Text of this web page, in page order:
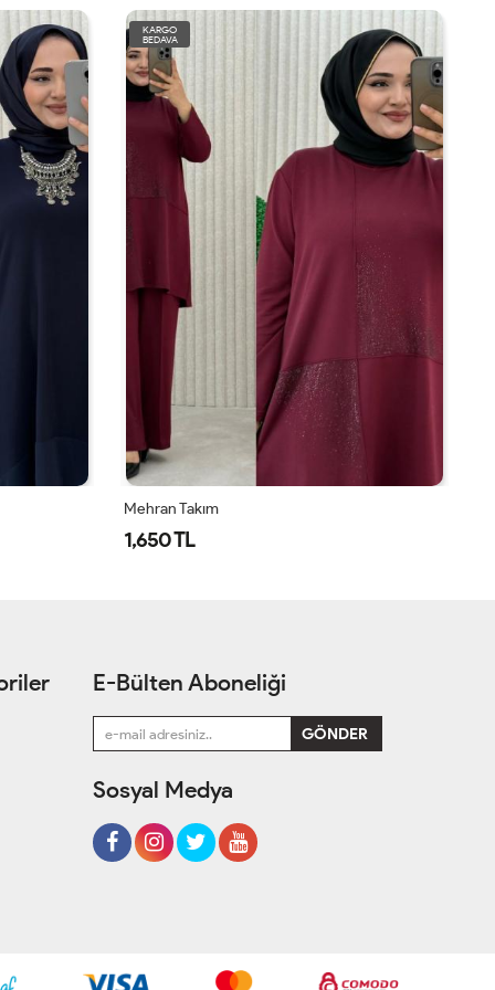
KARGO
BEDAVA
Mehran Takım
1,650 TL
E-Bülten Aboneliği
Sosyal Medya